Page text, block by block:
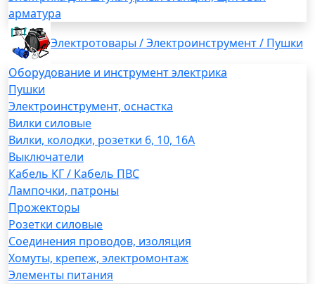
арматура
Электротовары / Электроинструмент / Пушки
Оборудование и инструмент электрика
Пушки
Электроинструмент, оснастка
Вилки силовые
Вилки, колодки, розетки 6, 10, 16А
Выключатели
Кабель КГ / Кабель ПВС
Лампочки, патроны
Прожекторы
Розетки силовые
Соединения проводов, изоляция
Хомуты, крепеж, электромонтаж
Элементы питания